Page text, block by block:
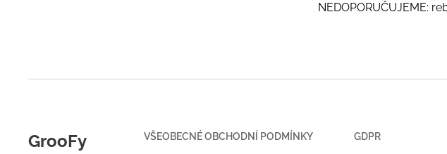
NEDOPORUČUJEME:
GrooFy VŠEOBECNÉ OBCHODNÍ PODMÍNKY GDPR